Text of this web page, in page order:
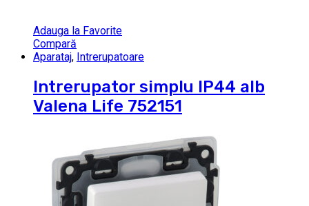
Adauga la Favorite
Compară
Aparataj, Intrerupatoare
Intrerupator simplu IP44 alb
Valena Life 752151